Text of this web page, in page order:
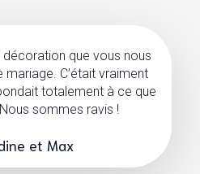
que vous nous
C’était vraiment
totalement à ce que
sommes ravis !
et Max